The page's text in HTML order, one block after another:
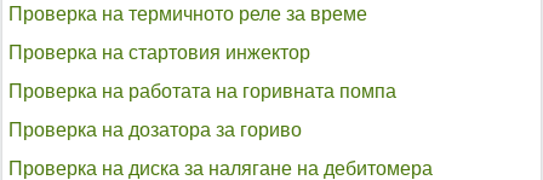
Проверка на термичното реле за време
Проверка на стартовия инжектор
Проверка на работата на горивната помпа
Проверка на дозатора за гориво
Проверка на диска за налягане на дебитомера